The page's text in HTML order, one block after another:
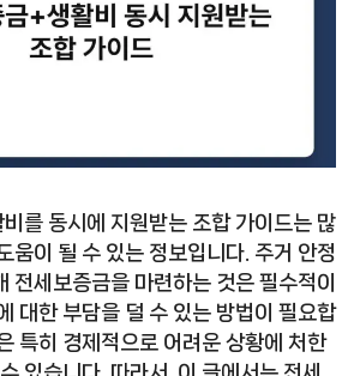
를 동시에 지원받는 조합 가이드는 많
움이 될 수 있는 정보입니다. 주거 안정
전세보증금을 마련하는 것은 필수적이
대한 부담을 덜 수 있는 방법이 필요합
특히 경제적으로 어려운 상황에 처한